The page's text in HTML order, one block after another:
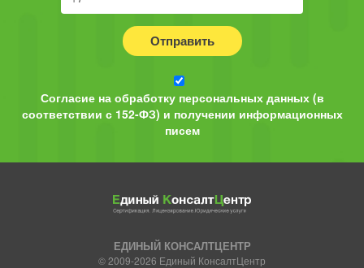
Отправить
Согласие на обработку персональных данных (в
соответствии с 152-ФЗ) и получении информационных
писем
ЕДИНЫЙ КОНСАЛТЦЕНТР
© 2009-2026 Единый КонсалтЦентр